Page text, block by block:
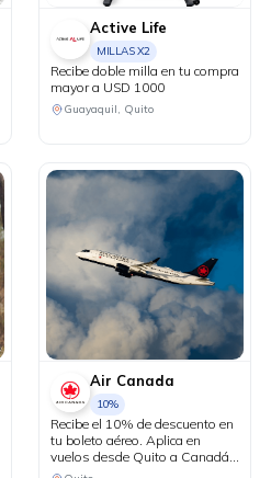
Active Life
MILLAS X2
Recibe doble milla en tu compra
mayor a USD 1000
Guayaquil, Quito
Air Canada
10%
Recibe el 10% de descuento en
tu boleto aéreo. Aplica en
vuelos desde Quito a Canadá y
Estados Unidos en conexión